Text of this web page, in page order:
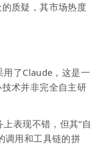
质疑，其市场热度
了Claude，这是一
术并非完全自主研
表现不错，但其“自
调用和工具链的拼